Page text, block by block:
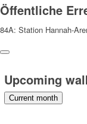
Öffentliche
84A: Station Hannah-
Upcoming
Current month